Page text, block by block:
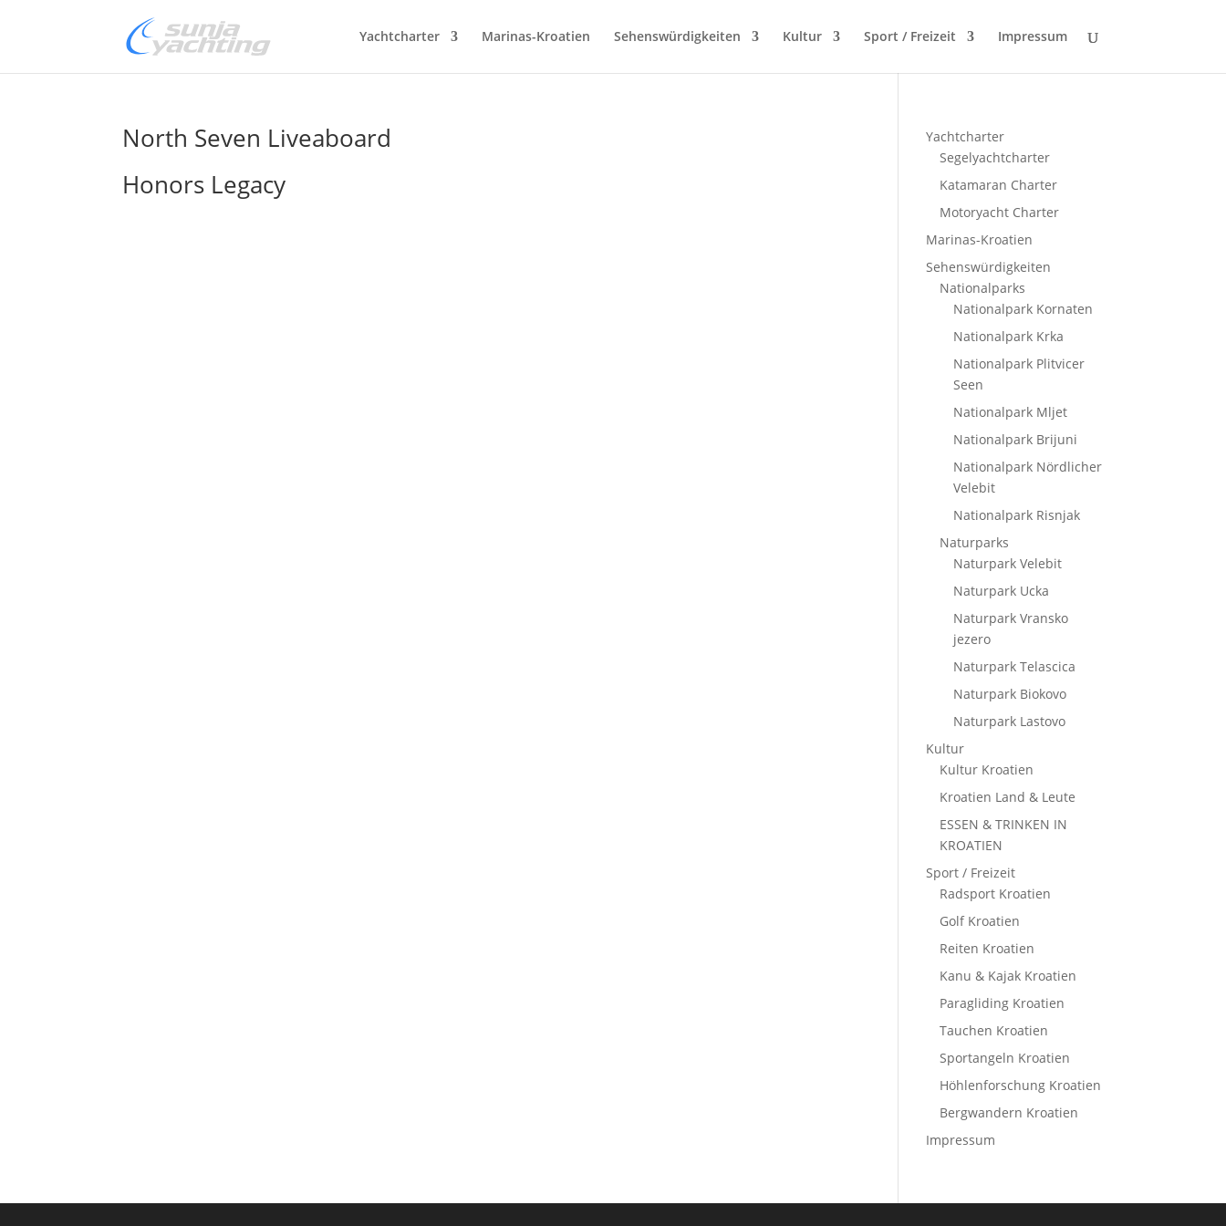
Yachtcharter Marinas-Kroatien Sehenswürdigkeiten Kultur Sport / Freizeit Impressum
North Seven Liveaboard
Honors Legacy
Yachtcharter
Segelyachtcharter
Katamaran Charter
Motoryacht Charter
Marinas-Kroatien
Sehenswürdigkeiten
Nationalparks
Nationalpark Kornaten
Nationalpark Krka
Nationalpark Plitvicer
Seen
Nationalpark Mljet
Nationalpark Brijuni
Nationalpark Nördlicher
Velebit
Nationalpark Risnjak
Naturparks
Naturpark Velebit
Naturpark Ucka
Naturpark Vransko
jezero
Naturpark Telascica
Naturpark Biokovo
Naturpark Lastovo
Kultur
Kultur Kroatien
Kroatien Land & Leute
ESSEN & TRINKEN IN
KROATIEN
Sport / Freizeit
Radsport Kroatien
Golf Kroatien
Reiten Kroatien
Kanu & Kajak Kroatien
Paragliding Kroatien
Tauchen Kroatien
Sportangeln Kroatien
Höhlenforschung Kroatien
Bergwandern Kroatien
Impressum